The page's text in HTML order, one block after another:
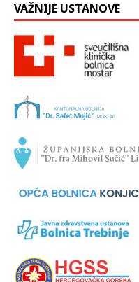
VAŽNIJE USTANOVE